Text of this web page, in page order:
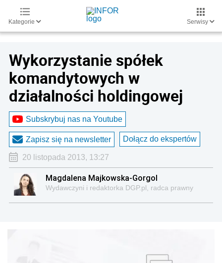
Kategorie Serwisy
Wykorzystanie spółek
komandytowych w
działalności holdingowej
Subskrybuj nas na Youtube
Zapisz się na newsletter Dołącz do ekspertów
20 listopada 2013, 13:27
Magdalena Majkowska-Gorgol
Wydawczyni i redaktorka DGP.pl, radca prawny